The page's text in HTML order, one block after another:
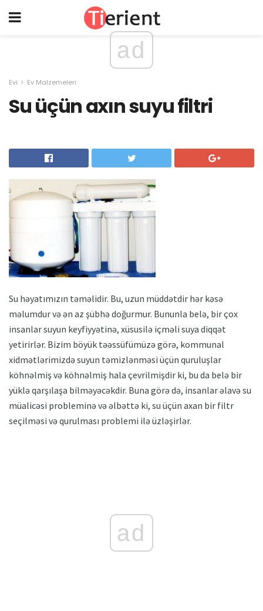
ad
Evi Ev Malzemeleri
Su üçün axın suyu filtri
Su həyatımızın təməlidir. Bu, uzun müddətdir hər kəsə
məlumdur və ən az şübhə doğurmur. Bununla belə, bir çox
insanlar suyun keyfiyyətinə, xüsusilə içməli suya diqqət
yetirirlər. Bizim böyük təəssüfümüzə görə, kommunal
xidmətlərimizdə suyun təmizlənməsi üçün quruluşlar
köhnəlmiş və köhnəlmiş hala çevrilmişdir ki, bu da belə bir
yüklə qarşılaşa bilməyəcəkdir. Buna görə də, insanlar əlavə su
müalicəsi probleminə və əlbəttə ki, su üçün axan bir filtr
seçilməsi və qurulması problemi ilə üzləşirlər.
ad